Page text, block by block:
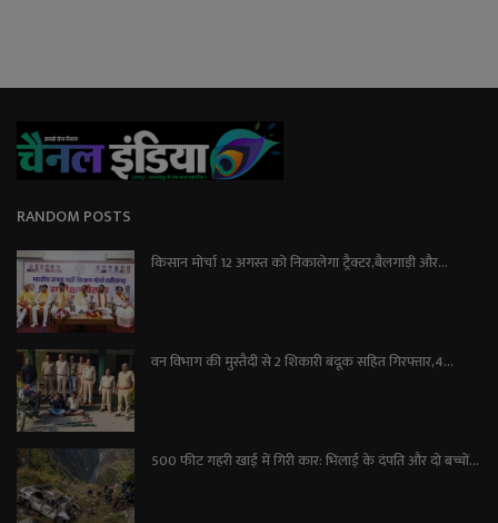
RANDOM POSTS
किसान मोर्चा 12 अगस्त को निकालेगा ट्रैक्टर,बैलगाड़ी और...
वन विभाग की मुस्तैदी से 2 शिकारी बंदूक सहित गिरफ्तार,4...
500 फीट गहरी खाई में गिरी कार: भिलाई के दंपति और दो बच्चों...